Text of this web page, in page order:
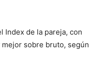
Index de la pareja, con
sobre bruto, según